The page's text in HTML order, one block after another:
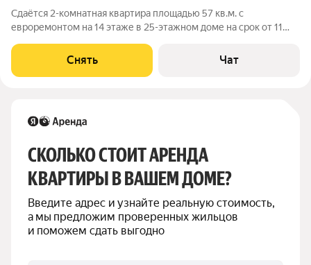
Сдаётся 2-комнатная квартира площадью 57 кв.м. с
евроремонтом на 14 этаже в 25-этажном доме на срок от 11
Стиральная машина Холодильник Посудомоечная машина
Кондиционер Микроволновка Дом -
Снять Чат
СКОЛЬКО СТОИТ АРЕНДА
КВАРТИРЫ В ВАШЕМ ДОМЕ?
Введите адрес и узнайте реальную стоимость,
а мы предложим проверенных жильцов
и поможем сдать выгодно